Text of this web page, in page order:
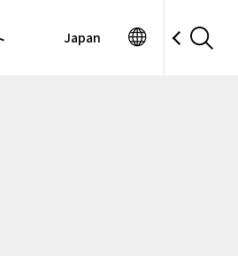
Japan